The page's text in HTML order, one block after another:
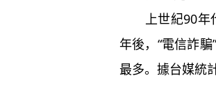
上世紀90年代
年後，“電信詐
最多。據台媒統